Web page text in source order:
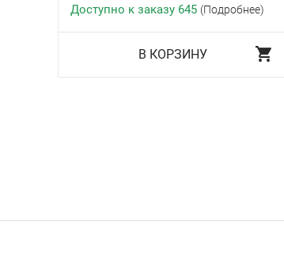
Доступно к заказу 645 (Подробнее)
В КОРЗИНУ